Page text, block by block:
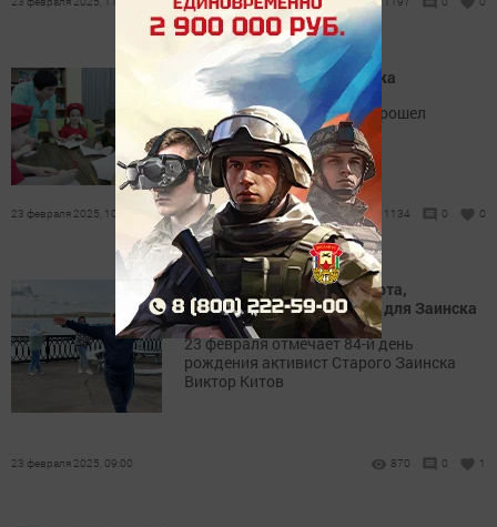
Мастер-класс от десантника
В детском саду «Радуга» прошел
патриотический урок.
23 февраля 2025, 10:20 1134 0 0
Виктор Китов: 84 года спорта,
творчества и вдохновения для Заинска
23 февраля отмечает 84-й день
рождения активист Старого Заинска
Виктор Китов
23 февраля 2025, 09:00 870 0 1